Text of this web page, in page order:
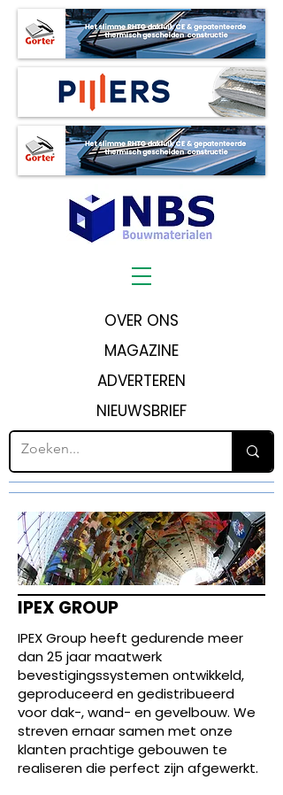
OVER ONS
MAGAZINE
ADVERTEREN
NIEUWSBRIEF
IPEX GROUP
IPEX Group heeft gedurende meer
dan 25 jaar maatwerk
bevestigingssystemen ontwikkeld,
geproduceerd en gedistribueerd
voor dak-, wand- en gevelbouw. We
streven ernaar samen met onze
klanten prachtige gebouwen te
realiseren die perfect zijn afgewerkt.